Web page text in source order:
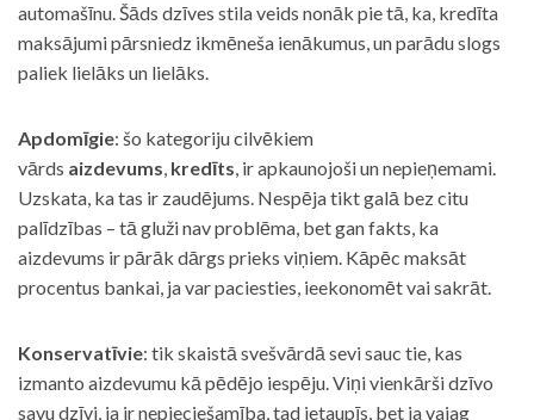
automašīnu. Šāds dzīves stila veids nonāk pie tā, ka, kredīta
maksājumi pārsniedz ikmēneša ienākumus, un parādu slogs
paliek lielāks un lielāks.
Apdomīgie: šo kategoriju cilvēkiem
vārds aizdevums, kredīts, ir apkaunojoši un nepieņemami.
Uzskata, ka tas ir zaudējums. Nespēja tikt galā bez citu
palīdzības – tā gluži nav problēma, bet gan fakts, ka
aizdevums ir pārāk dārgs prieks viņiem. Kāpēc maksāt
procentus bankai, ja var paciesties, ieekonomēt vai sakrāt.
Konservatīvie: tik skaistā svešvārdā sevi sauc tie, kas
izmanto aizdevumu kā pēdējo iespēju. Viņi vienkārši dzīvo
savu dzīvi, ja ir nepieciešamība, tad ietaupīs, bet ja vajag